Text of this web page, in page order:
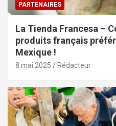
PARTENAIRES
La Tienda Francesa –
produits français
Mexique !
8 mai 2025 Rédacteur